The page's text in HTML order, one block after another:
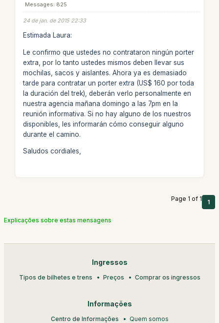
Messages: 825
24 de jan. de 2015 22:33
Estimada Laura:
Le confirmo que ustedes no contrataron ningún porter
extra, por lo tanto ustedes mismos deben llevar sus
mochilas, sacos y aislantes. Ahora ya es demasiado
tarde para contratar un porter extra (US$ 160 por toda
la duración del trek), deberán verlo personalmente en
nuestra agencia mañana domingo a las 7pm en la
reunión informativa. Si no hay alguno de los nuestros
disponibles, les informarán cómo conseguir alguno
durante el camino.
Saludos cordiales,
Page 1 of 1 1
Explicações sobre estas mensagens
Ingressos
Tipos de bilhetes e trens Preços Comprar os ingressos
Informações
Centro de Informações Quem somos